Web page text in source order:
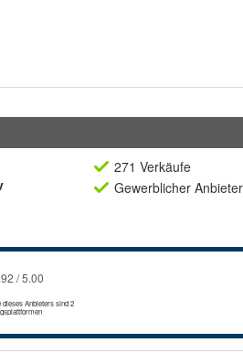
271 Verkäufe
Gewerblicher Anbieter